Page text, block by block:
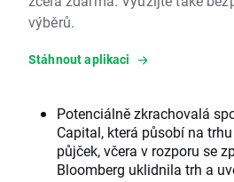
výběrů.
Stáhnout aplikaci
Potenciálně zkrachovalá
Capital, která působí na
půjček, včera v rozporu se
Bloomberg uklidnila trh a